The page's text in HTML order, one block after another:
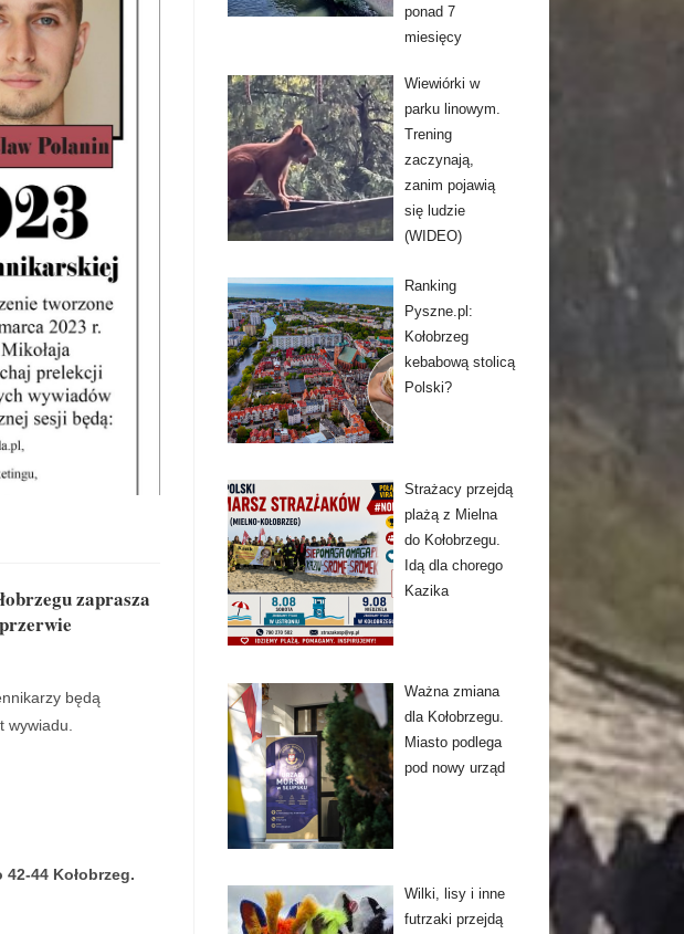
zaprasza
będą
44 Kołobrzeg.
ponad 7
miesięcy
Wiewiórki w
parku linowym.
Trening
zaczynają,
zanim pojawią
się ludzie
(WIDEO)
Ranking
Pyszne.pl:
Kołobrzeg
kebabową stolicą
Polski?
Strażacy przejdą
plażą z Mielna
do Kołobrzegu.
Idą dla chorego
Kazika
Ważna zmiana
dla Kołobrzegu.
Miasto podlega
pod nowy urząd
Wilki, lisy i inne
futrzaki przejdą